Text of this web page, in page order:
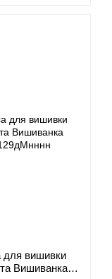
для вишивки
Вишиванка